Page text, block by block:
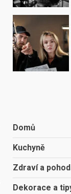
Domů
Kuchyně
Zdraví a
Dekorace a